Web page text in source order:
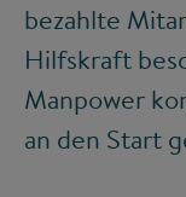
bezahlte
Hilfskraft
Manpower
an den Start